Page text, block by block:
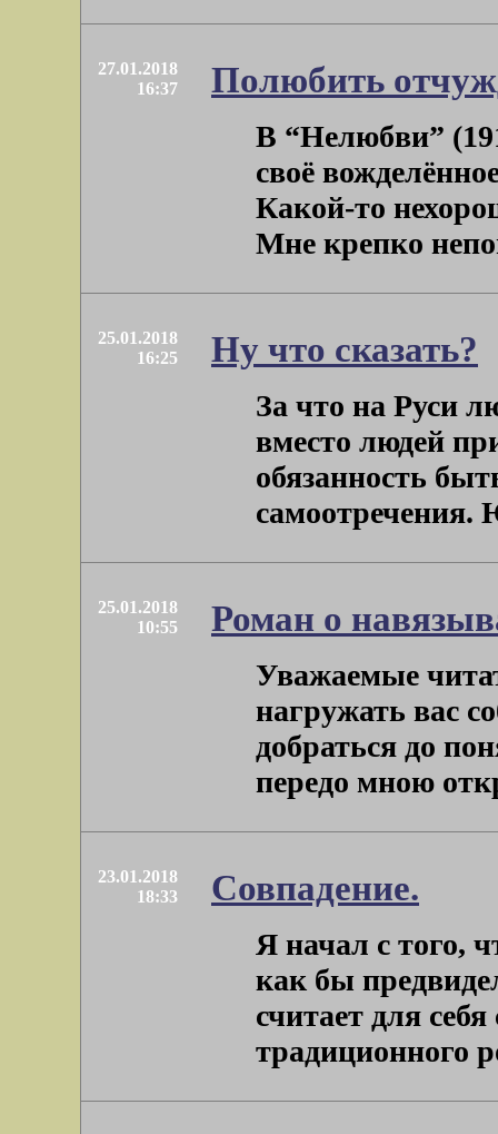
27.01.2018
16:37
Полюбить
В “Нелюбви”
своё
Какой-то
Мне крепко
25.01.2018
16:25
Ну что сказать?
За что на Руси
вместо людей
обязанность
самоотречения.
25.01.2018
10:55
Роман о
Уважаемые
нагружать вас
добраться до
передо мною
23.01.2018
18:33
Совпадение.
Я начал с того,
как бы
считает для
традиционного